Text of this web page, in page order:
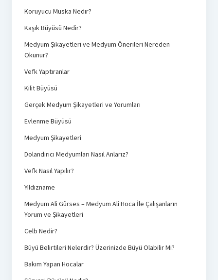
Koruyucu Muska Nedir?
Kaşık Büyüsü Nedir?
Medyum Şikayetleri ve Medyum Önerileri Nereden
Okunur?
Vefk Yaptıranlar
Kilit Büyüsü
Gerçek Medyum Şikayetleri ve Yorumları
Evlenme Büyüsü
Medyum Şikayetleri
Dolandırıcı Medyumları Nasıl Anlarız?
Vefk Nasıl Yapılır?
Yıldızname
Medyum Ali Gürses – Medyum Ali Hoca İle Çalışanların
Yorum ve Şikayetleri
Celb Nedir?
Büyü Belirtileri Nelerdir? Üzerinizde Büyü Olabilir Mi?
Bakım Yapan Hocalar